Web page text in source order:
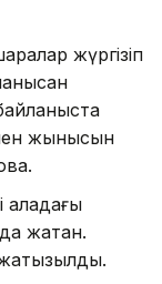
жүргізіп
жынысын
жатқан.